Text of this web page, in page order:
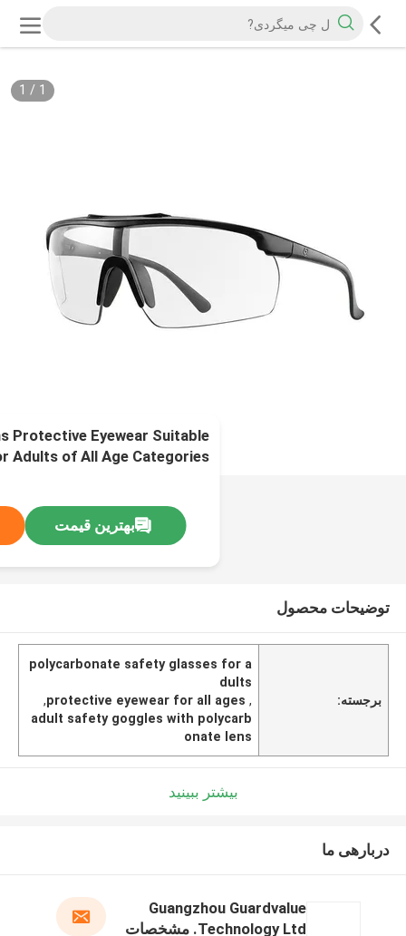
1
/
1
Protective Eyewear Suitable
Adults of All Age Categories
بهترین قیمت
توضیحات محصول
برجسته:
polycarbonate safety glasses for a
dults
,
protective eyewear for all ages
,
adult safety goggles with polycarb
onate lens
بیشتر ببینید
دربارهی ما
Guangzhou Guardvalue
Technology Ltd. مشخصات